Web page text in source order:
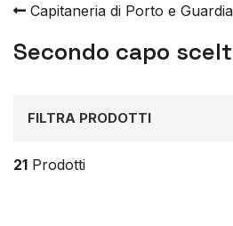
Capitaneria di Porto e
Secondo capo
FILTRA PRODOTTI
21 Prodotti